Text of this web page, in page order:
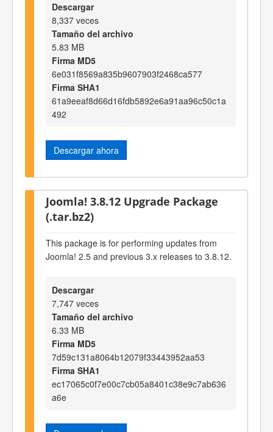
Descargar
8,337 veces
Tamaño del archivo
5.83 MB
Firma MD5
6e031f8569a835b9607903f2468ca577
Firma SHA1
61a9eeaf8d66d16fdb5892e6a91aa96c50c1a
492
Descargar ahora
Joomla! 3.8.12 Upgrade Package
(.tar.bz2)
This package is for performing updates from
Joomla! 2.5 and previous 3.x releases to 3.8.12.
Descargar
7,747 veces
Tamaño del archivo
6.33 MB
Firma MD5
7d59c131a8064b12079f33443952aa53
Firma SHA1
ec17065c0f7e00c7cb05a8401c38e9c7ab636
a6e